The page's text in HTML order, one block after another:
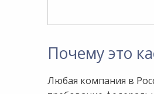
Почему это
Любая компания в